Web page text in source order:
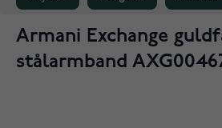
Armani Exchange
stålarmband